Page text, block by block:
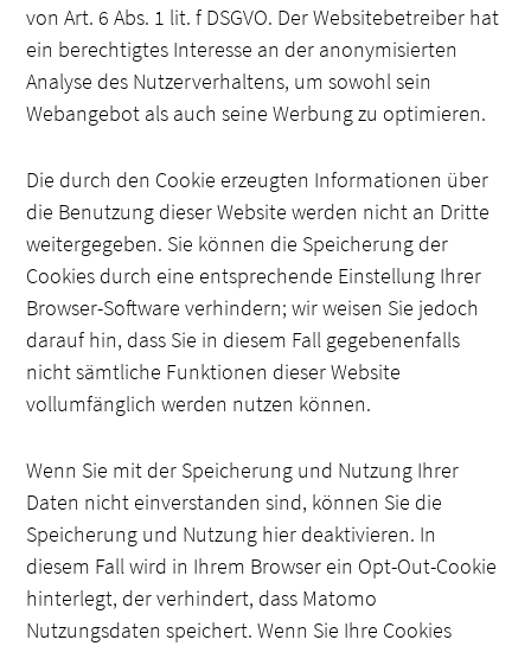
von Art. 6 Abs. 1 lit. f DSGVO. Der Websitebetreiber hat
ein berechtigtes Interesse an der anonymisierten
Analyse des Nutzerverhaltens, um sowohl sein
Webangebot als auch seine Werbung zu optimieren.
Die durch den Cookie erzeugten Informationen über
die Benutzung dieser Website werden nicht an Dritte
weitergegeben. Sie können die Speicherung der
Cookies durch eine entsprechende Einstellung Ihrer
Browser-Software verhindern; wir weisen Sie jedoch
darauf hin, dass Sie in diesem Fall gegebenenfalls
nicht sämtliche Funktionen dieser Website
vollumfänglich werden nutzen können.
Wenn Sie mit der Speicherung und Nutzung Ihrer
Daten nicht einverstanden sind, können Sie die
Speicherung und Nutzung hier deaktivieren. In
diesem Fall wird in Ihrem Browser ein Opt-Out-Cookie
hinterlegt, der verhindert, dass Matomo
Nutzungsdaten speichert. Wenn Sie Ihre Cookies